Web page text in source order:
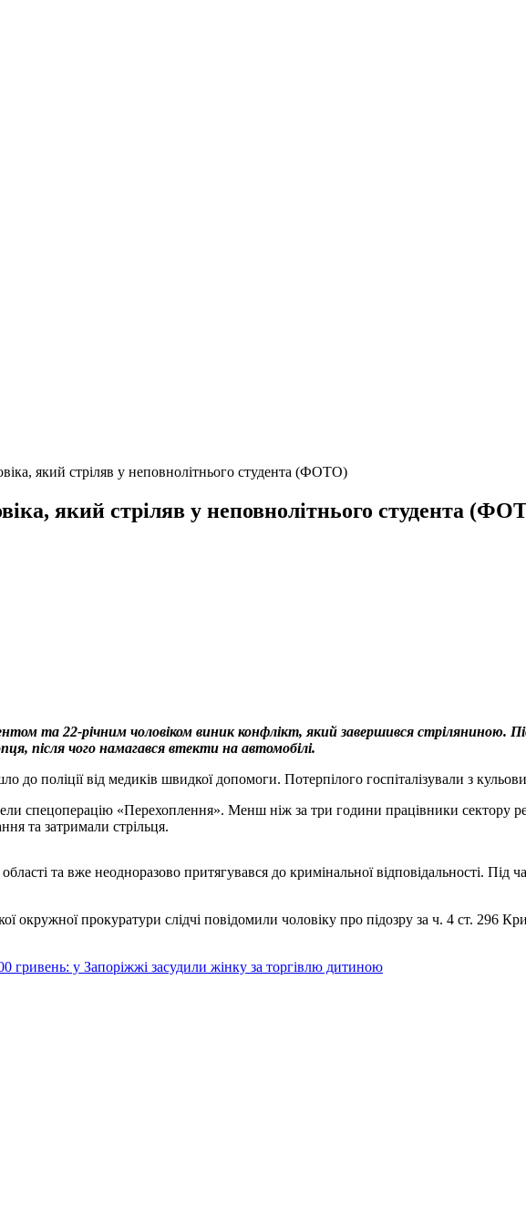
який стріляв у неповнолітнього студента (ФОТО)
який стріляв у неповнолітнього студента
та 22-річним чоловіком виник конфлікт, який завершився стріляниною.
після чого намагався втекти на автомобілі.
до поліції від медиків швидкої допомоги. Потерпілого госпіталізували з
спецоперацію «Перехоплення». Менш ніж за три години працівники сектору
та затримали стрільця.
та вже неодноразово притягувався до кримінальної відповідальності.
окружної прокуратури слідчі повідомили чоловіку про підозру за ч. 4 ст. 296
гривень: у Запоріжжі засудили жінку за торгівлю дитиною